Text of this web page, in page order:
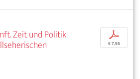
Zeit und Politik
p
€ 7,95